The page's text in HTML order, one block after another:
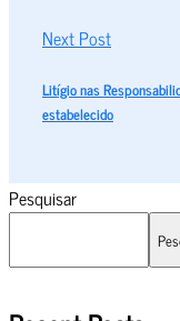
Next Post
Litígio nas
estabelecido
Pesquisar